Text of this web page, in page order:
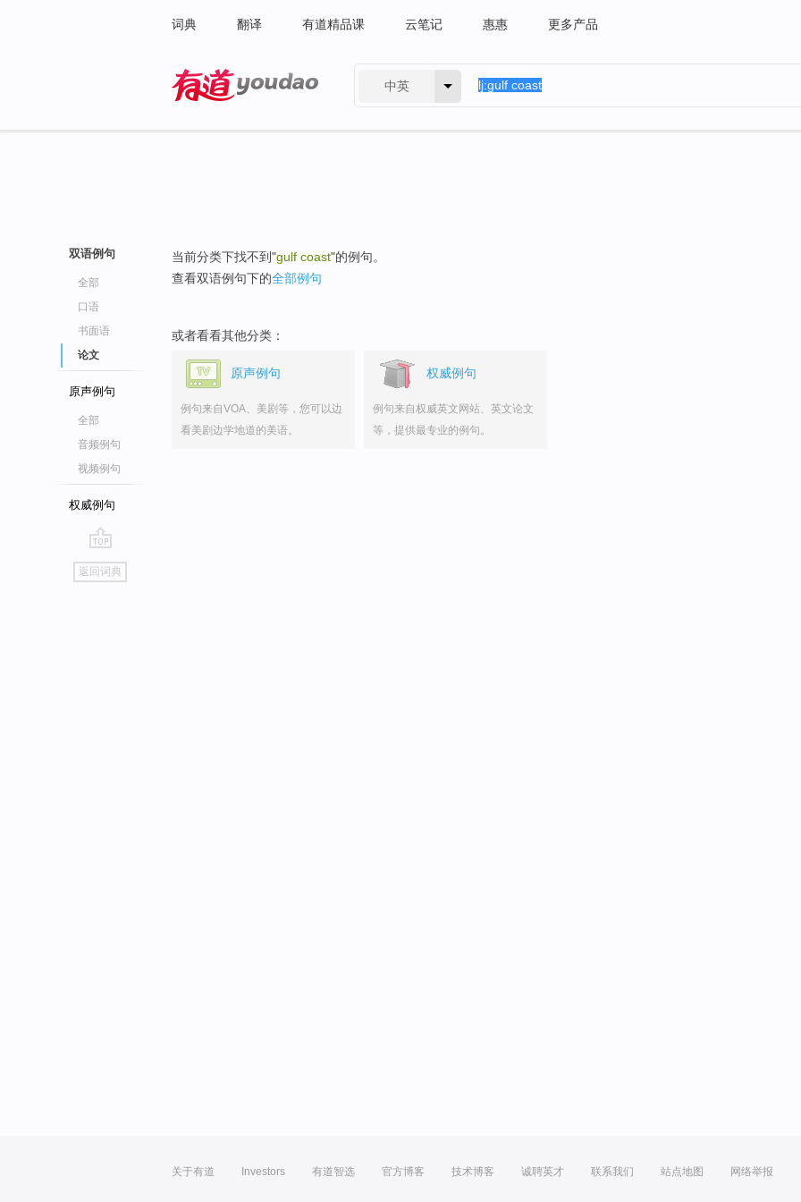
词典 翻译 有道精品课 云笔记 惠惠 更多产品
中英
双语例句
全部
口语
书面语
论文
原声例句
全部
音频例句
视频例句
权威例句
go
top
返回词典
当前分类下找不到"gulf coast"的例句。
查看双语例句下的全部例句
或者看看其他分类：
原声例句
例句来自VOA、美剧等，您可以边
看美剧边学地道的美语。
权威例句
例句来自权威英文网站、英文论文
等，提供最专业的例句。
关于有道 Investors 有道智选 官方博客 技术博客 诚聘英才 联系我们 站点地图 网络举报